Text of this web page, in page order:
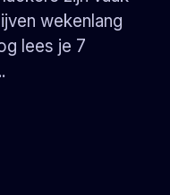
wekenlang
lees je 7